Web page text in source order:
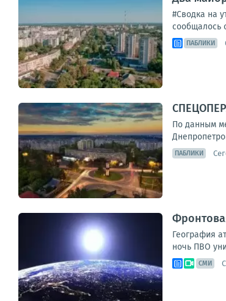
#Сводка на
сообщалось
ПАБЛИКИ
По данным
ПАБЛИКИ
География
ночь ПВО
СМИ